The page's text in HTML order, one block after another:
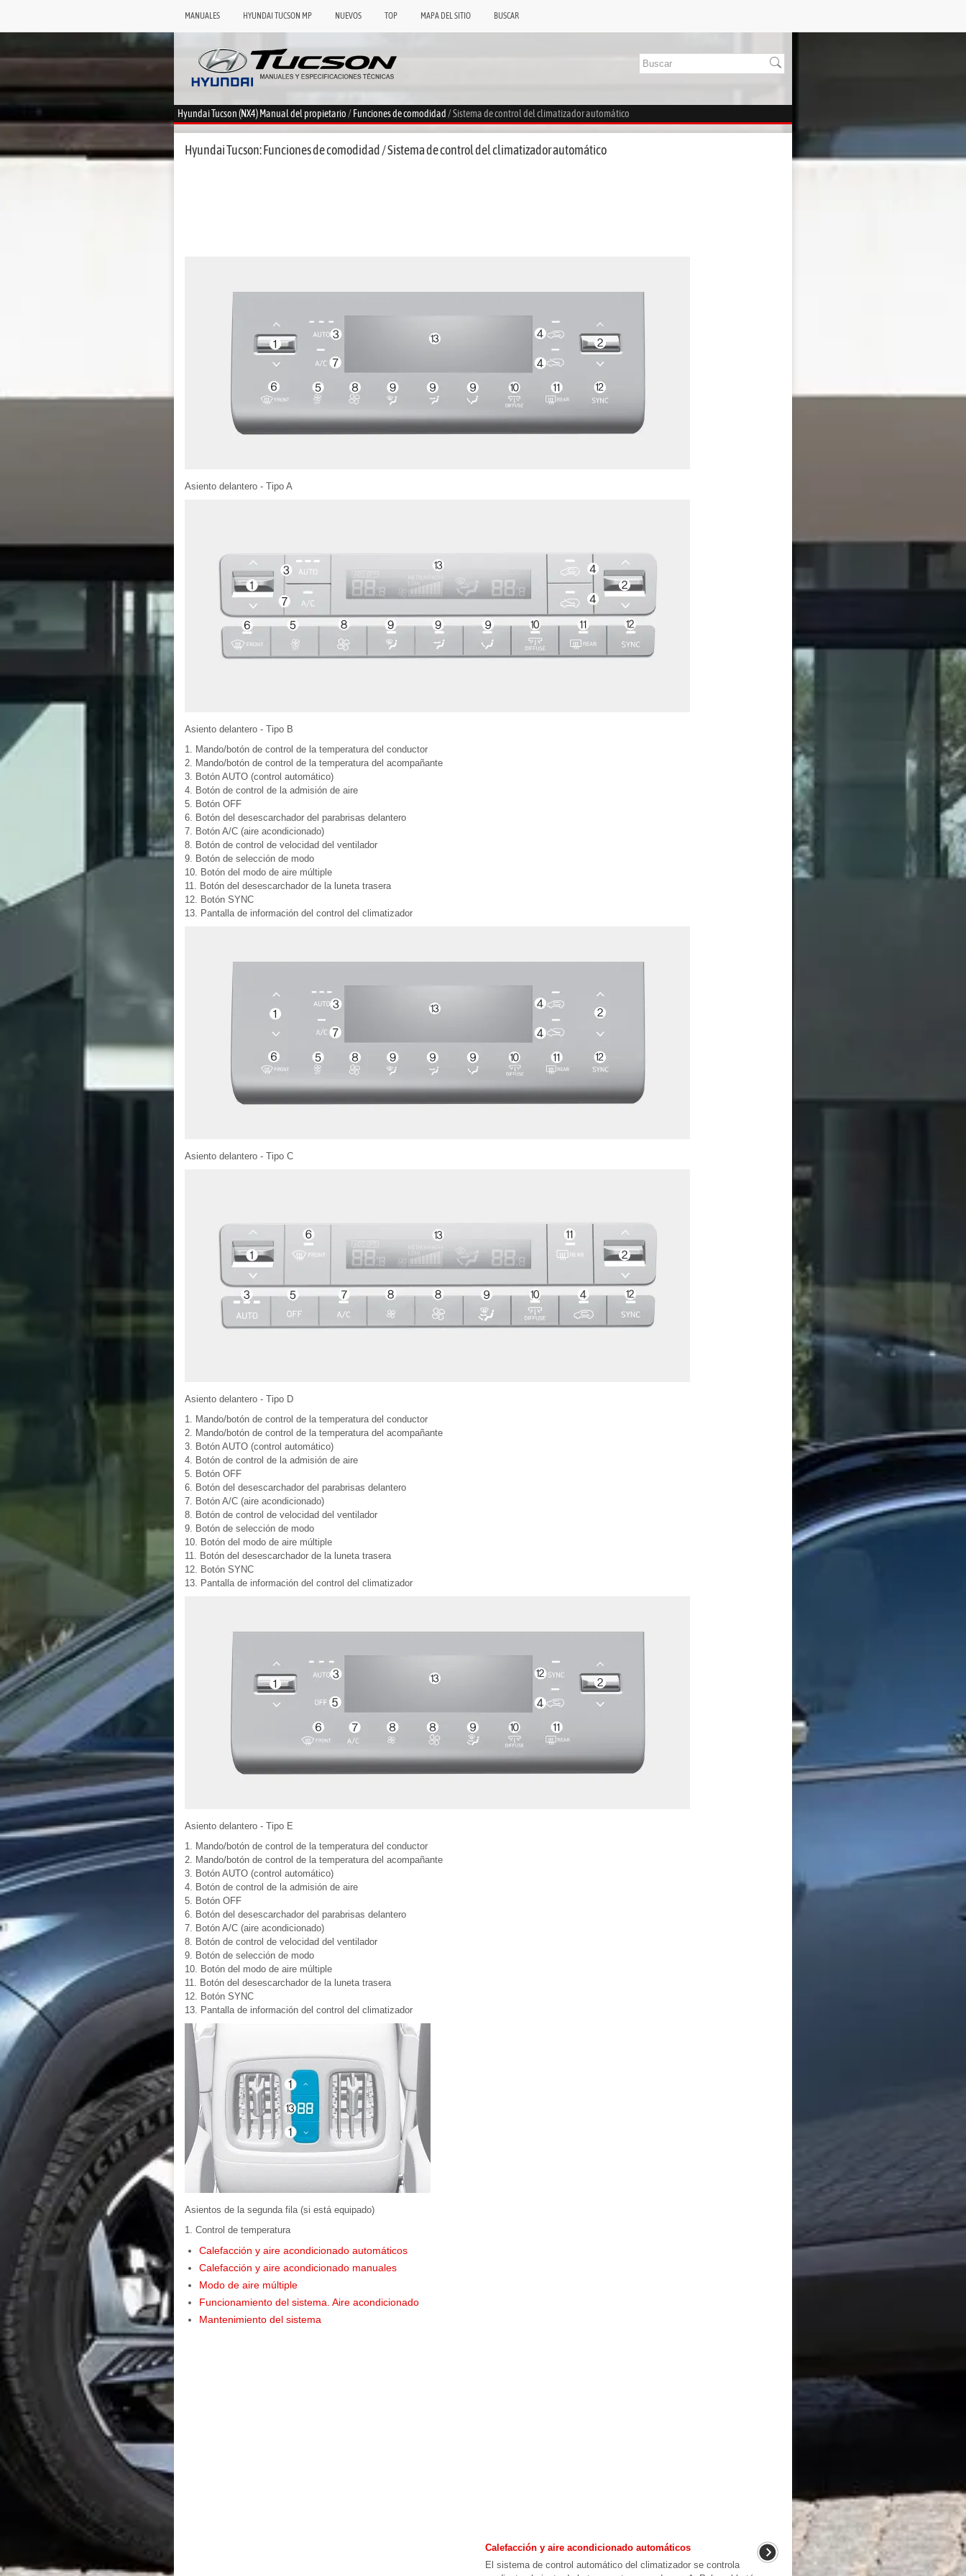
MANUALES HYUNDAI TUCSON MP NUEVOS TOP MAPA DEL SITIO BUSCAR
Hyundai Tucson (NX4) Manual del propietario/Funciones de comodidad/ Sistema de control del climatizador automático
Hyundai Tucson: Funciones de comodidad / Sistema de control del climatizador automático
Asiento delantero - Tipo A
Asiento delantero - Tipo B
1. Mando/botón de control de la temperatura del conductor
2. Mando/botón de control de la temperatura del acompañante
3. Botón AUTO (control automático)
4. Botón de control de la admisión de aire
5. Botón OFF
6. Botón del desescarchador del parabrisas delantero
7. Botón A/C (aire acondicionado)
8. Botón de control de velocidad del ventilador
9. Botón de selección de modo
10. Botón del modo de aire múltiple
11. Botón del desescarchador de la luneta trasera
12. Botón SYNC
13. Pantalla de información del control del climatizador
Asiento delantero - Tipo C
Asiento delantero - Tipo D
1. Mando/botón de control de la temperatura del conductor
2. Mando/botón de control de la temperatura del acompañante
3. Botón AUTO (control automático)
4. Botón de control de la admisión de aire
5. Botón OFF
6. Botón del desescarchador del parabrisas delantero
7. Botón A/C (aire acondicionado)
8. Botón de control de velocidad del ventilador
9. Botón de selección de modo
10. Botón del modo de aire múltiple
11. Botón del desescarchador de la luneta trasera
12. Botón SYNC
13. Pantalla de información del control del climatizador
Asiento delantero - Tipo E
1. Mando/botón de control de la temperatura del conductor
2. Mando/botón de control de la temperatura del acompañante
3. Botón AUTO (control automático)
4. Botón de control de la admisión de aire
5. Botón OFF
6. Botón del desescarchador del parabrisas delantero
7. Botón A/C (aire acondicionado)
8. Botón de control de velocidad del ventilador
9. Botón de selección de modo
10. Botón del modo de aire múltiple
11. Botón del desescarchador de la luneta trasera
12. Botón SYNC
13. Pantalla de información del control del climatizador
Asientos de la segunda fila (si está equipado)
1. Control de temperatura
Calefacción y aire acondicionado automáticos
Calefacción y aire acondicionado manuales
Modo de aire múltiple
Funcionamiento del sistema. Aire acondicionado
Mantenimiento del sistema
Calefacción y aire acondicionado automáticos
El sistema de control automático del climatizador se controla